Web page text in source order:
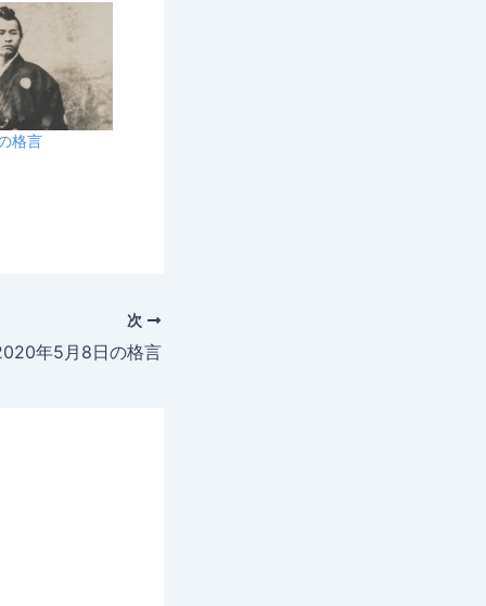
格言
次
年5月8日の格言